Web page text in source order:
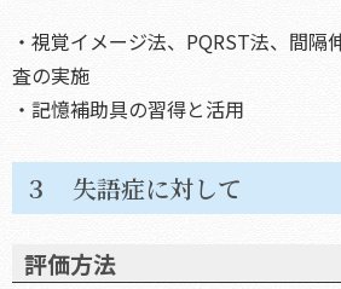
・視覚イメージ法、PQRST法、間隔
査の実施
・記憶補助具の習得と活用
３ 失語症に対して
評価方法